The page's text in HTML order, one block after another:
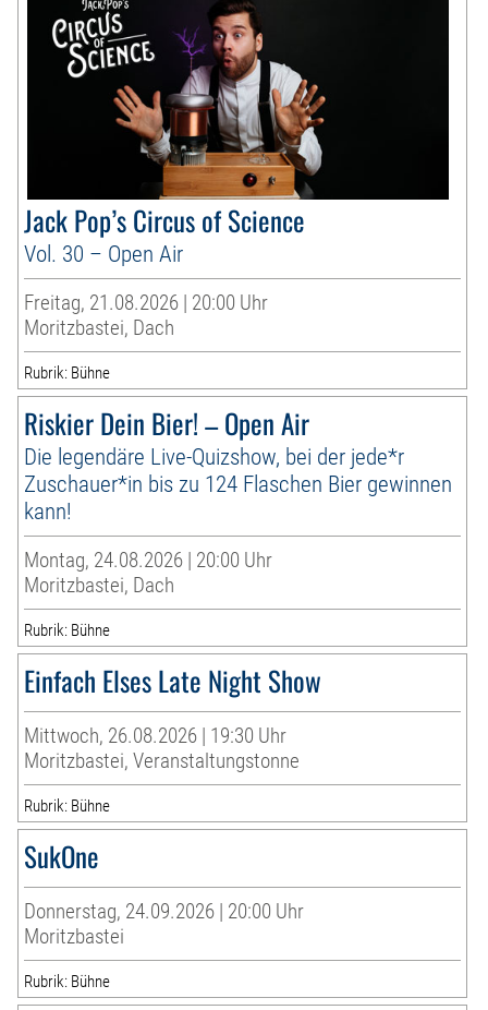
Jack Pop’s Circus of Science
Vol. 30 – Open Air
Freitag, 21.08.2026 | 20:00 Uhr
Moritzbastei, Dach
Rubrik: Bühne
Riskier Dein Bier! – Open Air
Die legendäre Live-Quizshow, bei der jede*r
Zuschauer*in bis zu 124 Flaschen Bier gewinnen
kann!
Montag, 24.08.2026 | 20:00 Uhr
Moritzbastei, Dach
Rubrik: Bühne
Einfach Elses Late Night Show
Mittwoch, 26.08.2026 | 19:30 Uhr
Moritzbastei, Veranstaltungstonne
Rubrik: Bühne
SukOne
Donnerstag, 24.09.2026 | 20:00 Uhr
Moritzbastei
Rubrik: Bühne